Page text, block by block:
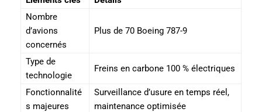
Nombre
d’avions
concernés
Plus de 70 Boeing 787-9
Type de
technologie
Freins en carbone 100 % électriques
Fonctionnalité
s majeures
Surveillance d’usure en temps réel,
maintenance optimisée